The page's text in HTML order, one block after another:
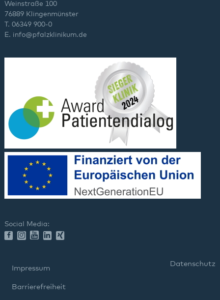
Weinstraße 100
76889 Klingenmünster
T. 06349 900-0
E. info@pfalzklinikum.de
Social Media:
Impressum
Datenschutz
Barrierefreiheit